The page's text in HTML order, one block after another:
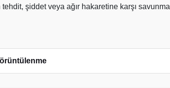
şiddet veya ağır hakaretine karşı savunma